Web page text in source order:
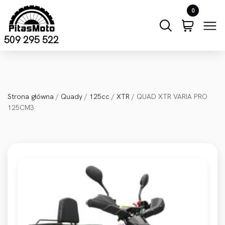
Przejdź do treści
509 295 522
0
Strona główna / Quady / 125cc / XTR / QUAD XTR VARIA PRO
125CM3